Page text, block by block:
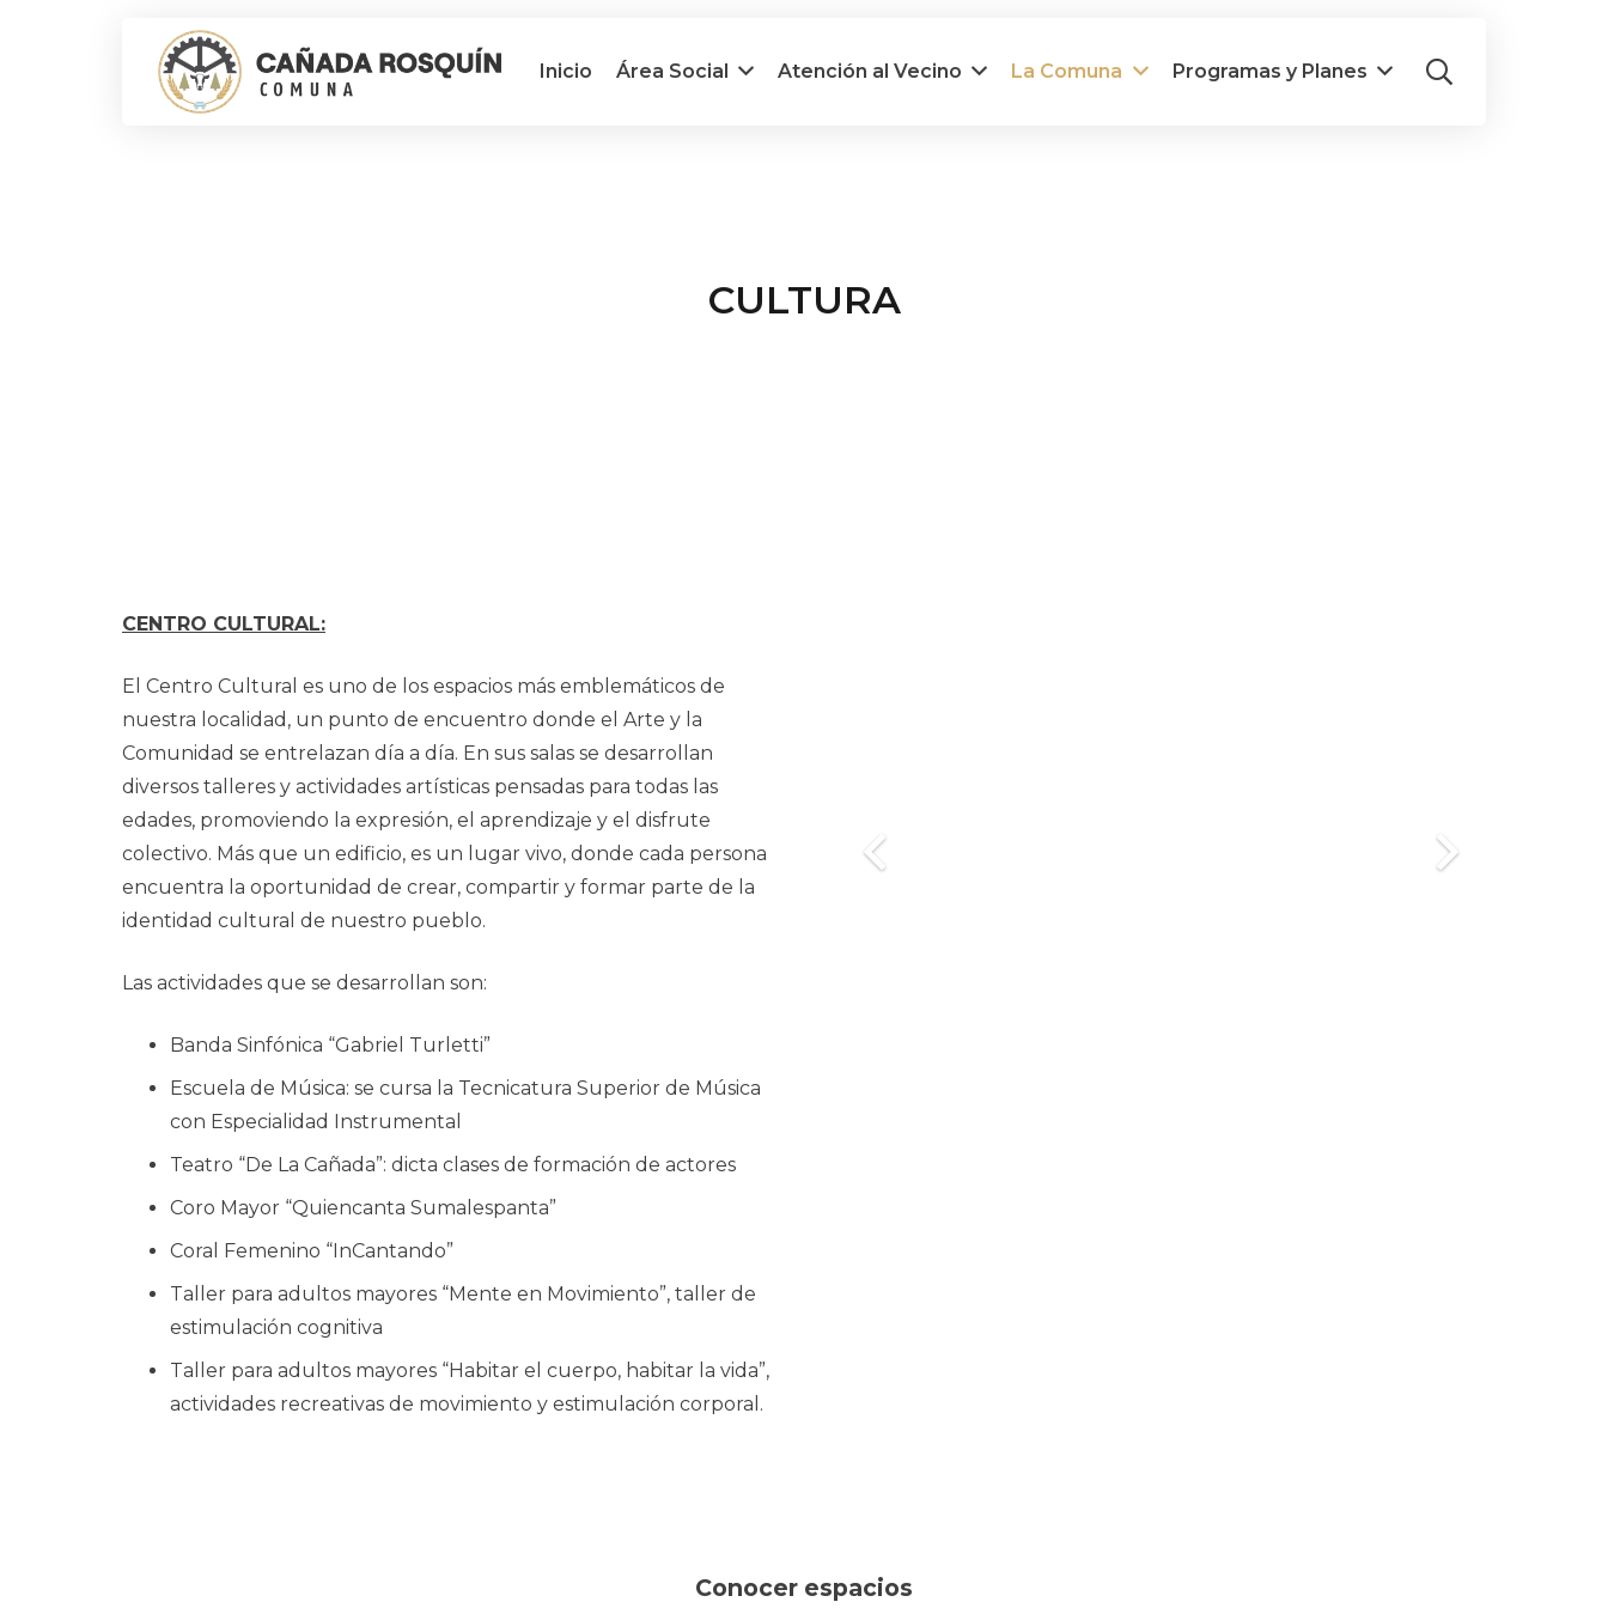
Inicio Área Social Atención al Vecino La Comuna Programas y Planes
CULTURA
CENTRO CULTURAL:
El Centro Cultural es uno de los espacios más emblemáticos de
nuestra localidad, un punto de encuentro donde el Arte y la
Comunidad se entrelazan día a día. En sus salas se desarrollan
diversos talleres y actividades artísticas pensadas para todas las
edades, promoviendo la expresión, el aprendizaje y el disfrute
colectivo. Más que un edificio, es un lugar vivo, donde cada persona
encuentra la oportunidad de crear, compartir y formar parte de la
identidad cultural de nuestro pueblo.
Las actividades que se desarrollan son:
Banda Sinfónica “Gabriel Turletti”
Escuela de Música: se cursa la Tecnicatura Superior de Música
con Especialidad Instrumental
Teatro “De La Cañada”: dicta clases de formación de actores
Coro Mayor “Quiencanta Sumalespanta”
Coral Femenino “InCantando”
Taller para adultos mayores “Mente en Movimiento”, taller de
estimulación cognitiva
Taller para adultos mayores “Habitar el cuerpo, habitar la vida”,
actividades recreativas de movimiento y estimulación corporal.
Conocer espacios